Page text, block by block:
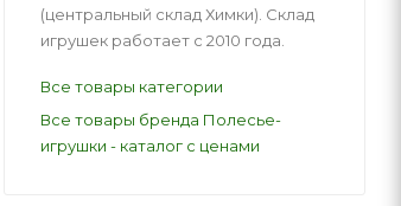
(центральный склад Химки). Склад
игрушек работает с 2010 года.
Все товары категории
Все товары бренда Полесье-
игрушки - каталог с ценами